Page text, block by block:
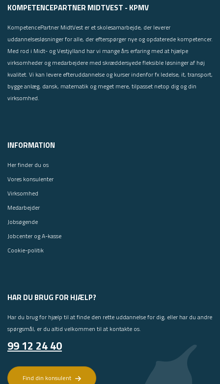
KOMPETENCEPARTNER MIDTVEST - KPMV
KompetencePartner MidtVest er et skolesamarbejde, der leverer
uddannelsesløsninger for alle, der efterspørger nye og opdaterede kompetencer.
Med rod i Midt- og Vestjylland har vi mange års erfaring med at hjælpe
virksomheder og medarbejdere med skræddersyede fleksible løsninger af høj
kvalitet. Vi kan levere efteruddannelse og kurser indenfor fx ledelse, it, transport,
bygge anlæg, dansk, matematik og meget mere, tilpasset netop dig og din
virksomhed.
INFORMATION
Her finder du os
Vores konsulenter
Virksomhed
Medarbejder
Jobsøgende
Jobcenter og A-kasse
Cookie-politik
HAR DU BRUG FOR HJÆLP?
Har du brug for hjælp til at finde den rette uddannelse for dig, eller har du andre
spørgsmål, er du altid velkommen til at kontakte os.
99 12 24 40
Find din konsulent